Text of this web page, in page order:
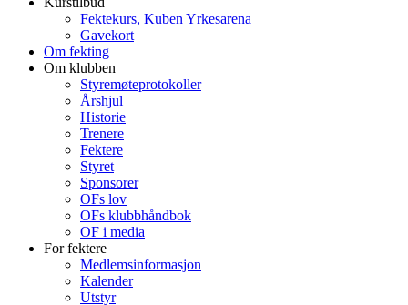
Fektekurs, Kuben Yrkesarena
Gavekort
Om fekting
Om klubben
Styremøteprotokoller
Årshjul
Historie
Trenere
Fektere
Styret
Sponsorer
OFs lov
OFs klubbhåndbok
OF i media
For fektere
Medlemsinformasjon
Kalender
Utstyr